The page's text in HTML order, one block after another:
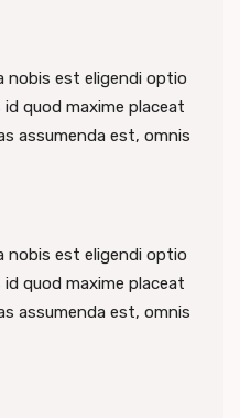
nobis est eligendi optio
quod maxime placeat
assumenda est, omnis
nobis est eligendi optio
quod maxime placeat
assumenda est, omnis